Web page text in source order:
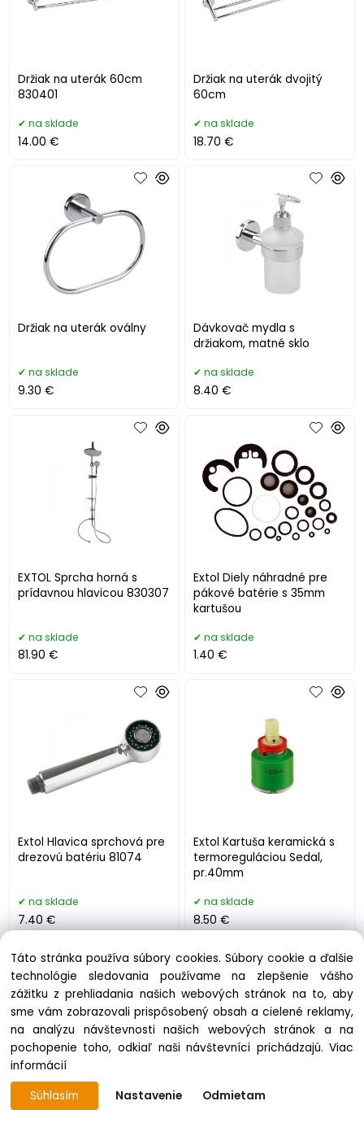
Držiak na uterák 60cm
830401
na sklade
14.00 €
Držiak na uterák dvojitý
60cm
na sklade
18.70 €
Držiak na uterák oválny
na sklade
9.30 €
Dávkovač mydla s
držiakom, matné sklo
na sklade
8.40 €
EXTOL Sprcha horná s
prídavnou hlavicou 830307
na sklade
81.90 €
Extol Diely náhradné pre
pákové batérie s 35mm
kartušou
na sklade
1.40 €
Extol Hlavica sprchová pre
drezovú batériu 81074
na sklade
7.40 €
Extol Kartuša keramická s
termoreguláciou Sedal,
pr.40mm
na sklade
8.50 €
Extol Kartuša keramická,
Táto stránka používa súbory cookies. Súbory cookie a ďalšie
technológie sledovania používame na zlepšenie vášho
zážitku z prehliadania našich webových stránok na to, aby
sme vám zobrazovali prispôsobený obsah a cielené reklamy,
na analýzu návštevnosti našich webových stránok a na
pochopenie toho, odkiaľ naši návštevníci prichádzajú.Viac
informácií
Súhlasím
Nastavenie Odmietam